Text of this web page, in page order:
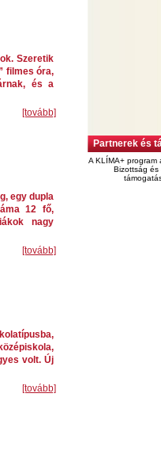
Partnerek és
A KLÍMA+ program
Bizottság és
Szeretik
filmes óra,
és a
[tovább]
egy dupla
12 fő,
nagy
[tovább]
volt. Új
[tovább]